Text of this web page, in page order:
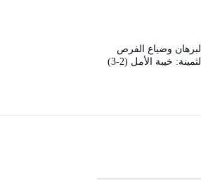
البرهان وضياع الفرص
الثمينة: خيبة الأمل (2-3)